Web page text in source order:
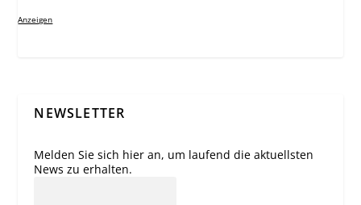
Anzeigen
NEWSLETTER
Melden Sie sich hier an, um laufend die aktuellsten
News zu erhalten.